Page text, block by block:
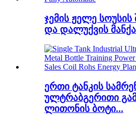
ჯემის ჟელე სოუსის
და დალუქვის
ერთი ტანკის
ულტრაბგერითი
ლითონის ბოტი...